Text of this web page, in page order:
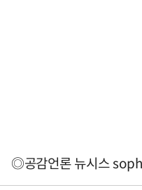
◎공감언론 뉴시스